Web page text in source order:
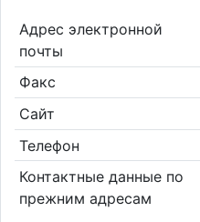
Адрес электронной
почты
Факс
Сайт
Телефон
Контактные данные по
прежним адресам